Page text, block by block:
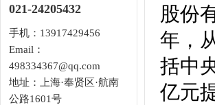
021-24205432
手机：13917429456
Email：
498334367@qq.com
地址：上海·奉贤区·航南
公路1601号
股份
年，
括中
亿元